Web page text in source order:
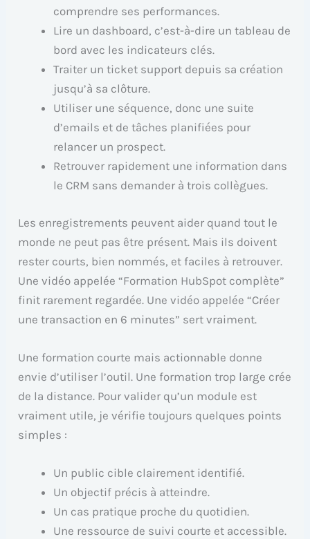
comprendre ses performances.
Lire un dashboard, c’est-à-dire un tableau de
bord avec les indicateurs clés.
Traiter un ticket support depuis sa création
jusqu’à sa clôture.
Utiliser une séquence, donc une suite
d’emails et de tâches planifiées pour
relancer un prospect.
Retrouver rapidement une information dans
le CRM sans demander à trois collègues.
Les enregistrements peuvent aider quand tout le
monde ne peut pas être présent. Mais ils doivent
rester courts, bien nommés, et faciles à retrouver.
Une vidéo appelée “Formation HubSpot complète”
finit rarement regardée. Une vidéo appelée “Créer
une transaction en 6 minutes” sert vraiment.
Une formation courte mais actionnable donne
envie d’utiliser l’outil. Une formation trop large crée
de la distance. Pour valider qu’un module est
vraiment utile, je vérifie toujours quelques points
simples :
Un public cible clairement identifié.
Un objectif précis à atteindre.
Un cas pratique proche du quotidien.
Une ressource de suivi courte et accessible.